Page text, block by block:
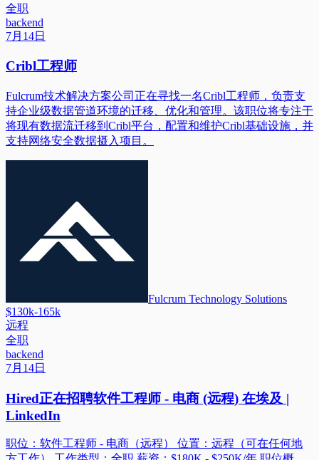
全职
backend
7月14日
Cribl工程师
Fulcrum技术解决方案公司正在寻找一名Cribl工程师，负责支
持企业级数据管道环境的迁移、优化和管理。该职位将专注于
将现有数据流迁移到Cribl平台，配置和维护Cribl基础设施，并
支持网络安全数据摄入项目。
Fulcrum Technology Solutions
$130k-165k
远程
全职
backend
7月14日
Hired正在招聘软件工程师 - 电商 (远程) 在埃及 |
LinkedIn
职位：软件工程师 - 电商（远程） 位置：远程（可在任何地